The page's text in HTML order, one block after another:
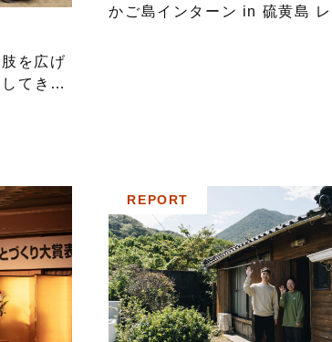
を広げ
てきま
かご島インターン in 硫黄島 レ
REPORT